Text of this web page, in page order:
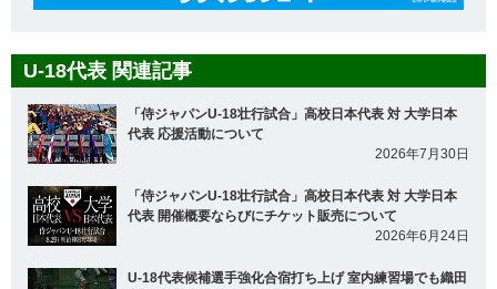
U-18代表 関連記事
「侍ジャパンU-18壮行試合」高校日本代表 対 大学日本
代表 応援活動について
2026年7月30日
「侍ジャパンU-18壮行試合」高校日本代表 対 大学日本
代表 開催概要ならびにチケット販売について
2026年6月24日
U-18代表候補選手強化合宿打ち上げ 室内練習場でも織田